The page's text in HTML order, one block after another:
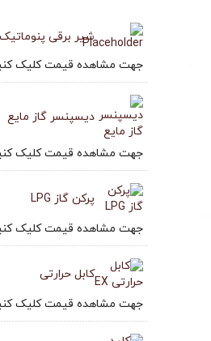
شیر برقی
جهت مشاهده قیمت کلیک
دیسپنسر گاز مایع
جهت مشاهده قیمت کلیک
پرکن گاز LPG
جهت مشاهده قیمت کلیک
کابل حرارتی
جهت مشاهده قیمت کلیک